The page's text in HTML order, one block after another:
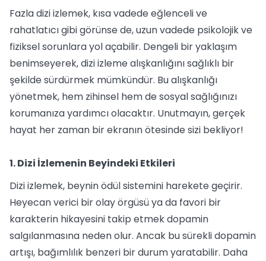
Fazla dizi izlemek, kısa vadede eğlenceli ve
rahatlatıcı gibi görünse de, uzun vadede psikolojik ve
fiziksel sorunlara yol açabilir. Dengeli bir yaklaşım
benimseyerek, dizi izleme alışkanlığını sağlıklı bir
şekilde sürdürmek mümkündür. Bu alışkanlığı
yönetmek, hem zihinsel hem de sosyal sağlığınızı
korumanıza yardımcı olacaktır. Unutmayın, gerçek
hayat her zaman bir ekranın ötesinde sizi bekliyor!
1. Dizi İzlemenin Beyindeki Etkileri
Dizi izlemek, beynin ödül sistemini harekete geçirir.
Heyecan verici bir olay örgüsü ya da favori bir
karakterin hikayesini takip etmek dopamin
salgılanmasına neden olur. Ancak bu sürekli dopamin
artışı, bağımlılık benzeri bir durum yaratabilir. Daha